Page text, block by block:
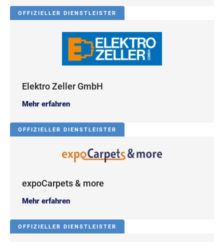
OFFIZIELLER DIENSTLEISTER
Elektro Zeller GmbH
Mehr erfahren
OFFIZIELLER DIENSTLEISTER
expoCarpets & more
Mehr erfahren
OFFIZIELLER DIENSTLEISTER